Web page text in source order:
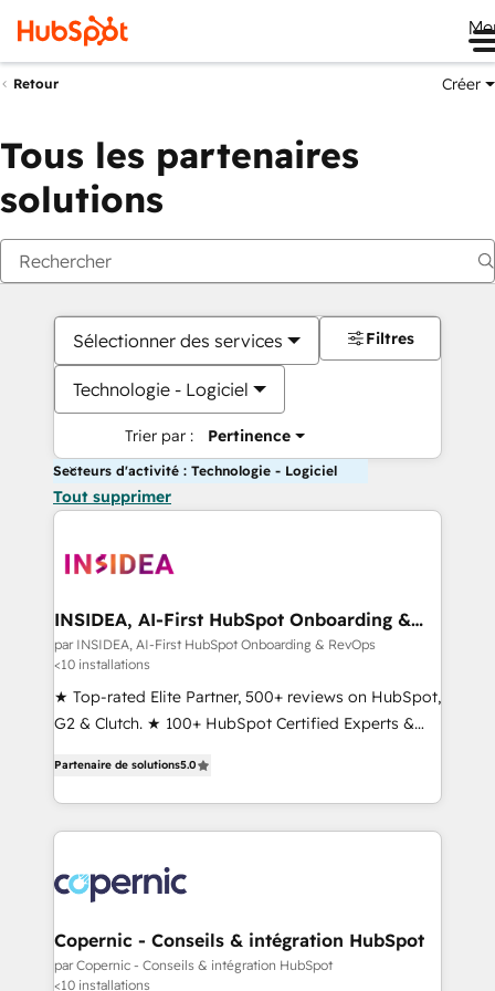
Retour Créer
Tous les partenaires
solutions
Sélectionner des services
Technologie - Logiciel
Trier par : Pertinence
Filtres
Secteurs d'activité : Technologie - Logiciel
Tout supprimer
INSIDEA, AI-First HubSpot Onboarding &
RevOps
par INSIDEA, AI-First HubSpot Onboarding & RevOps
<10 installations
★ Top-rated Elite Partner, 500+ reviews on HubSpot,
G2 & Clutch. ★ 100+ HubSpot Certified Experts &
across five continents ★ AI-First, RevOps-led,
Onboarding obsessed ★ Company of the Year
2024/25 INSIDEA helps growing companies turn
team, migrate your data, and build AI-powered
workflows that drive adoption from week one, in
your time zone. What we do ➤ Onboarding: Live in
weeks, with workflows built around your business,
Partenaire de solutions5.0
Copernic - Conseils & intégration HubSpot
par Copernic - Conseils & intégration HubSpot
<10 installations